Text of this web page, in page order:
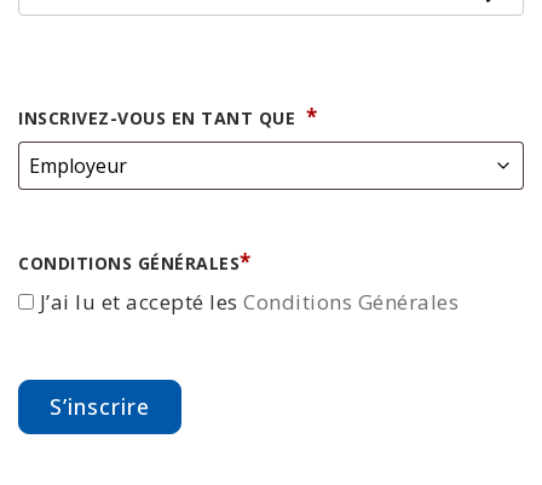
INSCRIVEZ-VOUS EN TANT QUE *
CONDITIONS GÉNÉRALES*
J’ai lu et accepté les Conditions Générales
S’inscrire